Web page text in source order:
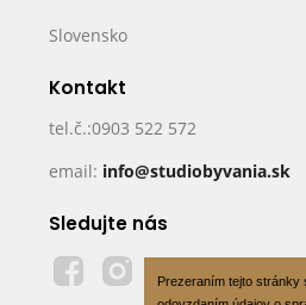
Prezeraním tejto stránky
Slovensko
Kontakt
tel.č.:0903 522 572
email: info@studiobyvania.sk
Sledujte nás